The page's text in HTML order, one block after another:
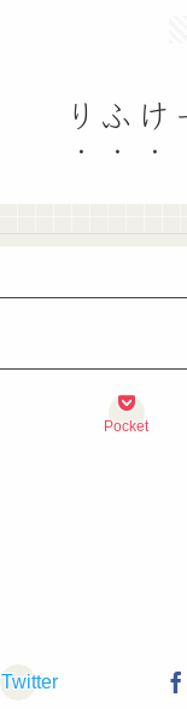
りふ
Pocket
Twitter